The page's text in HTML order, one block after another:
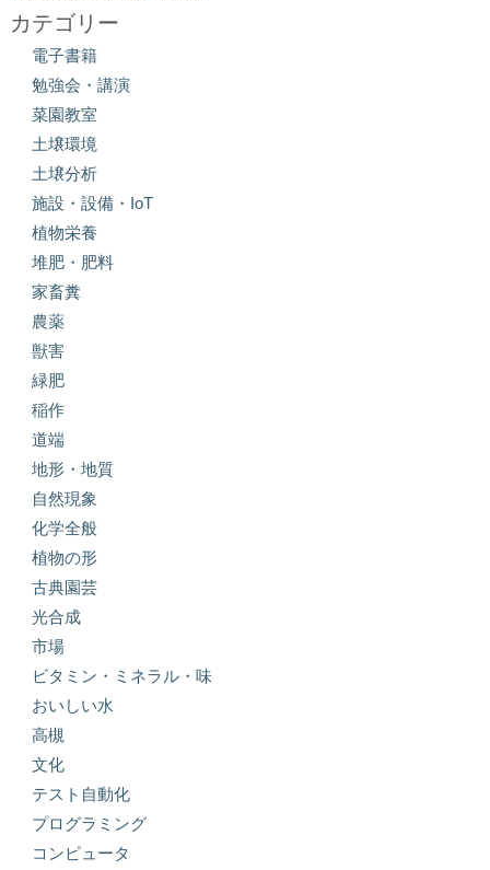
カテゴリー
電子書籍
勉強会・講演
菜園教室
土壌環境
土壌分析
施設・設備・IoT
植物栄養
堆肥・肥料
家畜糞
農薬
獣害
緑肥
稲作
道端
地形・地質
自然現象
化学全般
植物の形
古典園芸
光合成
市場
ビタミン・ミネラル・味
おいしい水
高槻
文化
テスト自動化
プログラミング
コンピュータ